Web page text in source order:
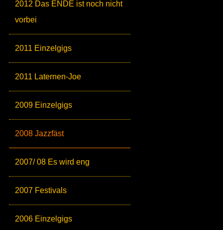
2012 Das ENDE ist noch nicht
vorbei
2011 Einzelgigs
2011 Laternen-Joe
2009 Einzelgigs
2008 Jazzfäst
2007/ 08 Es wird eng
2007 Festivals
2006 Einzelgigs